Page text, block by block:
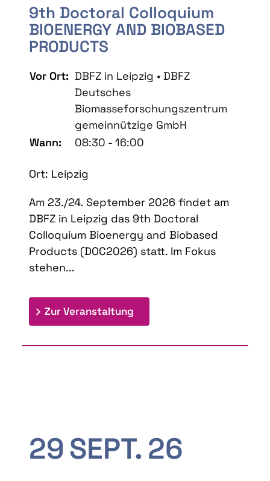
9th Doctoral Colloquium
BIOENERGY AND BIOBASED
PRODUCTS
Vor Ort: DBFZ in Leipzig • DBFZ
Deutsches
Biomasseforschungszentrum
gemeinnützige GmbH
Wann:
08:30 - 16:00
Ort: Leipzig
Am 23./24. September 2026 findet am
DBFZ in Leipzig das 9th Doctoral
Colloquium Bioenergy and Biobased
Products (DOC2026) statt. Im Fokus
stehen...
Zur Veranstaltung
29SEPT. 26